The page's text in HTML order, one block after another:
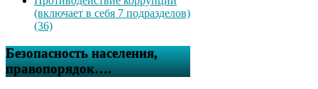
(включает в себя 7 подразделов)
(36)
Безопасность населения,
правопорядок….